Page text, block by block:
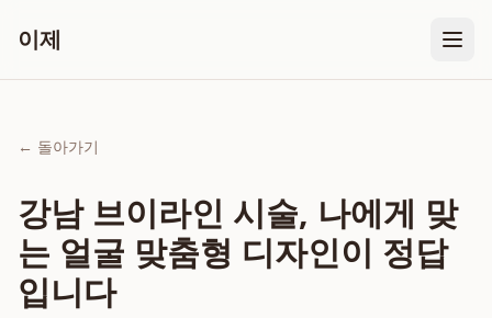
이제
← 돌아가기
강남 브이라인 시술, 나에게 맞
는 얼굴 맞춤형 디자인이 정답
입니다